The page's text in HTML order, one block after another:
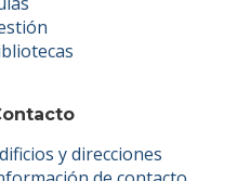
y direcciones